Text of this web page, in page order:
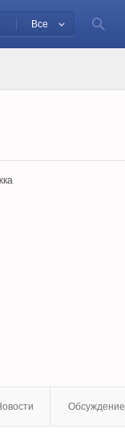
Все
Обсуждение